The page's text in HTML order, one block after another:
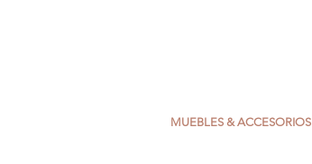
MUEBLES & ACCESORIOS